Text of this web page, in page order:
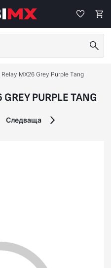
Relay MX26 Grey Purple Tang
PURPLE TANG
Следваща